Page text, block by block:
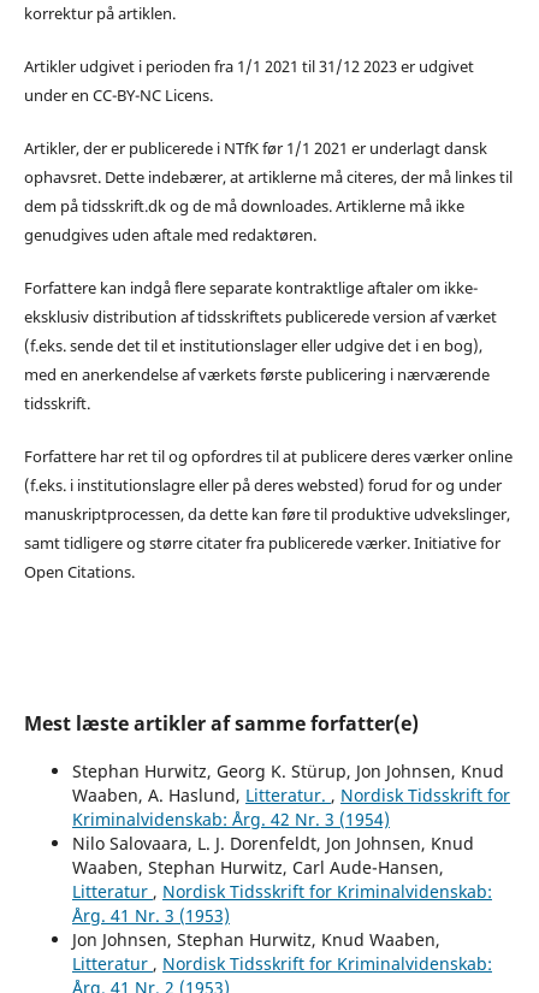
korrektur på artiklen.
Artikler udgivet i perioden fra 1/1 2021 til 31/12 2023 er udgivet
under en CC-BY-NC Licens.
Artikler, der er publicerede i NTfK før 1/1 2021 er underlagt dansk
ophavsret. Dette indebærer, at artiklerne må citeres, der må linkes til
dem på tidsskrift.dk og de må downloades. Artiklerne må ikke
genudgives uden aftale med redaktøren.
Forfattere kan indgå flere separate kontraktlige aftaler om ikke-
eksklusiv distribution af tidsskriftets publicerede version af værket
(f.eks. sende det til et institutionslager eller udgive det i en bog),
med en anerkendelse af værkets første publicering i nærværende
tidsskrift.
Forfattere har ret til og opfordres til at publicere deres værker online
(f.eks. i institutionslagre eller på deres websted) forud for og under
manuskriptprocessen, da dette kan føre til produktive udvekslinger,
samt tidligere og større citater fra publicerede værker. Initiative for
Open Citations.
Mest læste artikler af samme forfatter(e)
Stephan Hurwitz, Georg K. Stürup, Jon Johnsen, Knud
Waaben, A. Haslund, Litteratur. , Nordisk Tidsskrift for
Kriminalvidenskab: Årg. 42 Nr. 3 (1954)
Nilo Salovaara, L. J. Dorenfeldt, Jon Johnsen, Knud
Waaben, Stephan Hurwitz, Carl Aude-Hansen,
Litteratur , Nordisk Tidsskrift for Kriminalvidenskab:
Årg. 41 Nr. 3 (1953)
Jon Johnsen, Stephan Hurwitz, Knud Waaben,
Litteratur , Nordisk Tidsskrift for Kriminalvidenskab:
Årg. 41 Nr. 2 (1953)